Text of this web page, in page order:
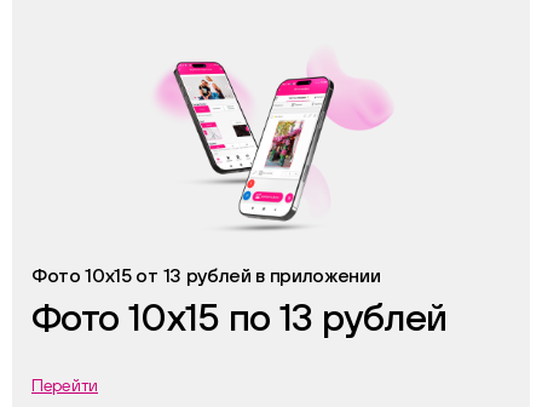
Фото 10х15 от 13 рублей в приложении
Фото 10х15 по 13 рублей
Перейти